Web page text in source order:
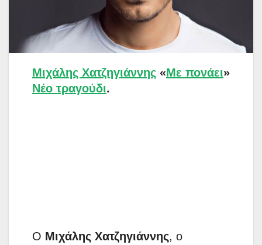
Μιχάλης Χατζηγιάννης «Με πονάει»
Νέο τραγούδι.
Ο Μιχάλης Χατζηγιάννης, ο